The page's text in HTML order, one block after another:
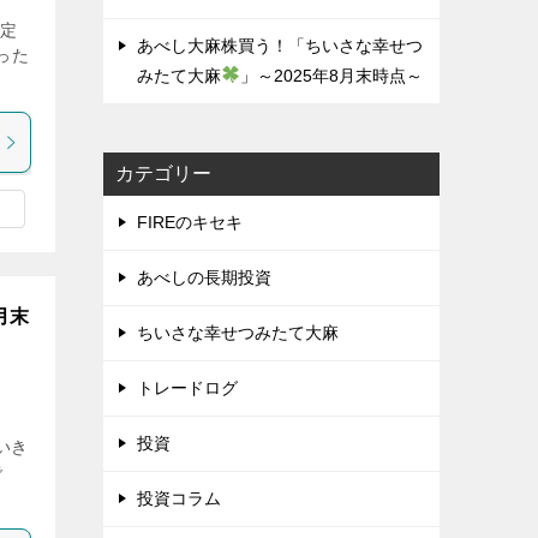
た
末
き
あべし大麻株買う！「ちいさな幸せつ
みたて大麻
」～2025年8月末時点～
カテゴリー
FIREのキセキ
あべしの長期投資
ちいさな幸せつみたて大麻
トレードログ
投資
投資コラム